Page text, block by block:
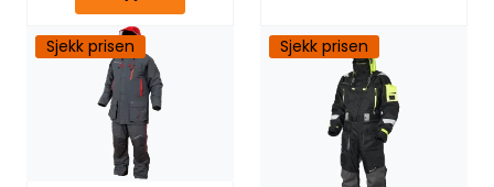
Sjekk prisen Sjekk prisen